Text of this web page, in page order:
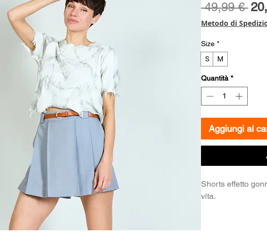
49,99 €
Metodo di
Size *
S
M
Quantità *
Aggiungi al
Shorts effetto
vita.